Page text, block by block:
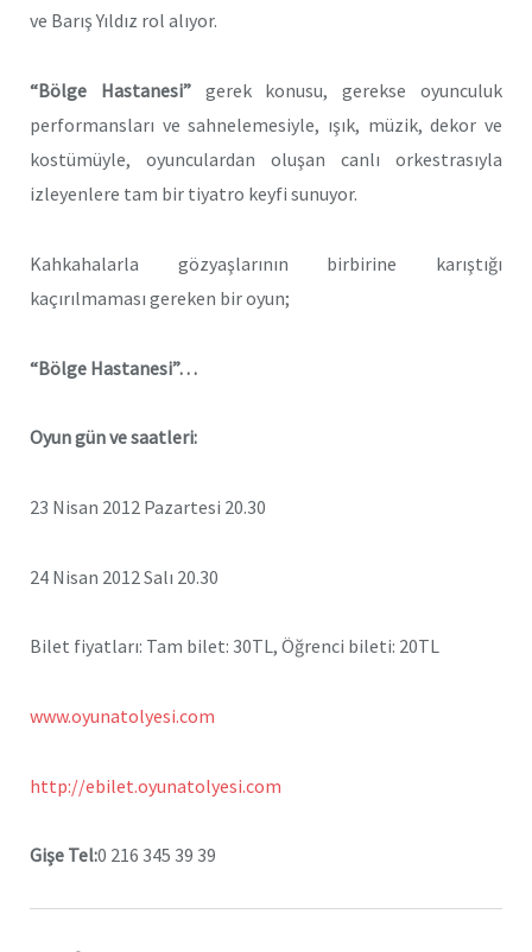
ve Barış Yıldız rol alıyor.
“Bölge Hastanesi”gerek konusu, gerekse oyunculuk
performansları ve sahnelemesiyle, ışık, müzik, dekor ve
kostümüyle, oyunculardan oluşan canlı orkestrasıyla
izleyenlere tam bir tiyatro keyfi sunuyor.
Kahkahalarla gözyaşlarının birbirine karıştığı
kaçırılmaması gereken bir oyun;
“Bölge Hastanesi”…
Oyun gün ve saatleri:
23 Nisan 2012 Pazartesi 20.30
24 Nisan 2012 Salı 20.30
Bilet fiyatları: Tam bilet: 30TL, Öğrenci bileti: 20TL
www.oyunatolyesi.com
http://ebilet.oyunatolyesi.com
Gişe Tel:0 216 345 39 39